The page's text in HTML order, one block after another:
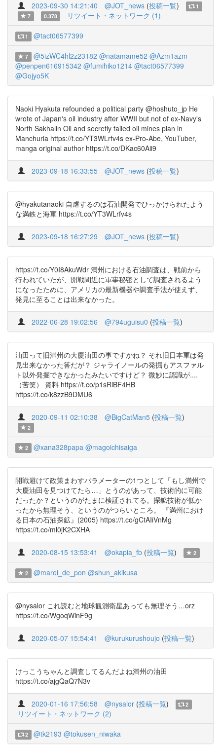
2023-09-30 14:21:40 @JOT_news (投稿一覧)
1
7
0.378 リツイート・ネットワーク (1)
1 @tact06577399
7 @5izWC4hl2z23182 @natamame52 @Azm1azm
@penpen616915342 @fumihiko1214 @tact06577399
@Gojyo5K
Naoki Hyakuta refounded a political party @hoshuto_jp He
wrote of Japan's oil industry after WWII but not of ex-Navy's
North Sakhalin Oil and secretly failed oil mines plan in
Manchuria https://t.co/YT3WLrfv4s ex-Pro-Abe, YouTuber,
manga original author https://t.co/DKac60Aii9
2023-09-18 16:33:55 @JOT_news (投稿一覧)
@hyakutanaoki 自虐するのは石油開発でひっかけられたよう
な満鉄と海軍 https://t.co/YT3WLrfv4s
2023-09-18 16:27:29 @JOT_news (投稿一覧)
https://t.co/Y0I8AkuWdr 満州における石油調査は、戦前から
行われていたが、開戦間近に軍事秘密として調査されるよう
になったために、アメリカの最新機器や調査手法が使えず、
発見に至ることは出来なかった。
2022-06-28 19:02:56 @794uguisu0 (投稿一覧)
油田って旧満州の大慶油田の事ですかね？ それ旧日本軍は発
見出来なかった筈だが？ ジャライノールの発掘もアスファル
ト以外発掘できなかったみたいですけど？ 微妙に認識が....
（苦笑） 資料 https://t.co/p1sRlBF4HB
https://t.co/k8zzB9DMU6
2020-09-11 02:10:38 @BigCatMan5 (投稿一覧)
2
2 @xana328papa @magoichisaiga
開戦避けて政策まわすパラメーターの1つとして「もし満州で
大慶油田を見つけてたら…」とうのがあって、技術的に可能
だったか？というのがたまに検証されてる。探鉱技術が低か
ったから無理そう、というのがつらいところ。 『満州におけ
る日本の石油探鉱』(2005) https://t.co/gCtAIiVnMg
https://t.co/ml0jK2CXHA
2020-08-15 13:53:41 @okapia_fb (投稿一覧) 2
2 @marei_de_pon @shun_akikusa
@nysalor これ読むと地球観測衛星あっても無理そう…orz
https://t.co/WgoqWinF9g
2020-05-07 15:54:41 @kurukurushoujo (投稿一覧)
けっこうちゃんと調査してるんだよね満州の油田
https://t.co/ajgQaQ7N3v
2020-01-16 17:56:58 @nysalor (投稿一覧) 2
リツイート・ネットワーク (2)
2 @tk2193 @tokusen_niwaka